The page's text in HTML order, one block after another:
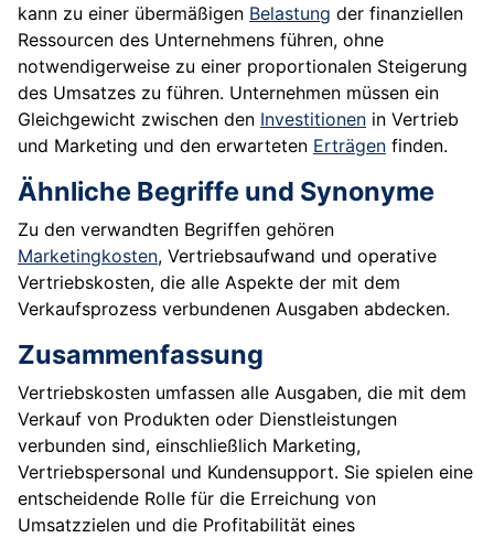
kann zu einer übermäßigen Belastung der finanziellen
Ressourcen des Unternehmens führen, ohne
notwendigerweise zu einer proportionalen Steigerung
des Umsatzes zu führen. Unternehmen müssen ein
Gleichgewicht zwischen den Investitionen in Vertrieb
und Marketing und den erwarteten Erträgen finden.
Ähnliche Begriffe und Synonyme
Zu den verwandten Begriffen gehören
Marketingkosten, Vertriebsaufwand und operative
Vertriebskosten, die alle Aspekte der mit dem
Verkaufsprozess verbundenen Ausgaben abdecken.
Zusammenfassung
Vertriebskosten umfassen alle Ausgaben, die mit dem
Verkauf von Produkten oder Dienstleistungen
verbunden sind, einschließlich Marketing,
Vertriebspersonal und Kundensupport. Sie spielen eine
entscheidende Rolle für die Erreichung von
Umsatzzielen und die Profitabilität eines